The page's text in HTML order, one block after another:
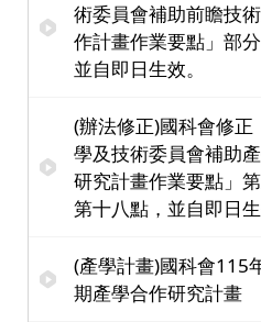
術委員會補助前瞻技
作計畫作業要點」部分
並自即日生效。
(辦法修正)國科會修正
學及技術委員會補助
研究計畫作業要點」第
第十八點，並自即日生
(產學計畫)國科會115
期產學合作研究計畫